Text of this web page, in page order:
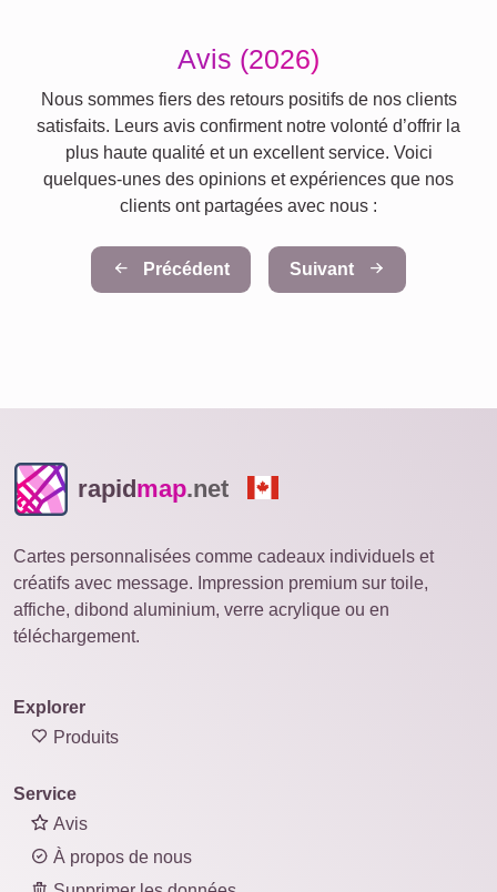
Avis (2026)
Nous sommes fiers des retours positifs de nos clients
satisfaits. Leurs avis confirment notre volonté d’offrir la
plus haute qualité et un excellent service. Voici
quelques-unes des opinions et expériences que nos
clients ont partagées avec nous :
Précédent Suivant
rapidmap.net
Cartes personnalisées comme cadeaux individuels et
créatifs avec message. Impression premium sur toile,
affiche, dibond aluminium, verre acrylique ou en
téléchargement.
Explorer
Produits
Service
Avis
À propos de nous